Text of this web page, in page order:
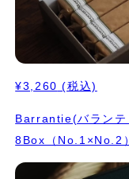
¥3,260 (税込)
Barrantie(バラン
8Box（No.1×No.2）